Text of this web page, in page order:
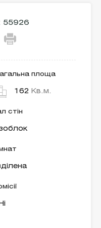
55926
площа
162 Кв.м.
стін
Ні